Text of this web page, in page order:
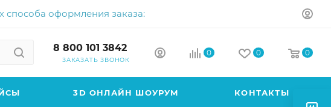
способа оформления заказа:
8 800 101 3842
ЗАКАЗАТЬ ЗВОНОК
0 0 0
3D ОНЛАЙН ШОУРУМ КОНТАКТЫ